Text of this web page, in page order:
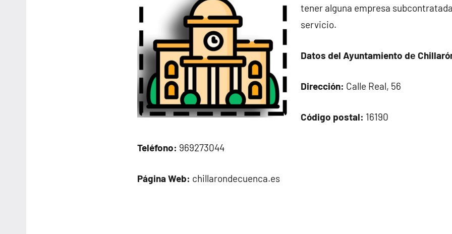
tener alguna empresa
servicio.
Datos del Ayuntamiento dе
Dirección: Calle Real, 56
Código postal: 16190
Teléfono: 969273044
Página Web: chillarondecuenca.es